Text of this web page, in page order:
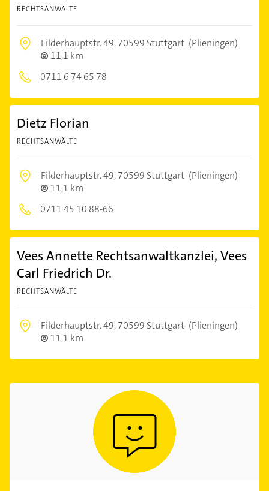
RECHTSANWÄLTE
Filderhauptstr. 49,70599 Stuttgart (Plieningen)
11,1 km
0711 6 74 65 78
Dietz Florian
RECHTSANWÄLTE
Filderhauptstr. 49,70599 Stuttgart (Plieningen)
11,1 km
0711 45 10 88-66
Vees Annette Rechtsanwaltkanzlei, Vees
Carl Friedrich Dr.
RECHTSANWÄLTE
Filderhauptstr. 49,70599 Stuttgart (Plieningen)
11,1 km